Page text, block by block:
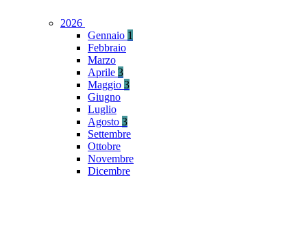
2026
Gennaio 1
Febbraio
Marzo
Aprile 3
Maggio 3
Giugno
Luglio
Agosto 3
Settembre
Ottobre
Novembre
Dicembre